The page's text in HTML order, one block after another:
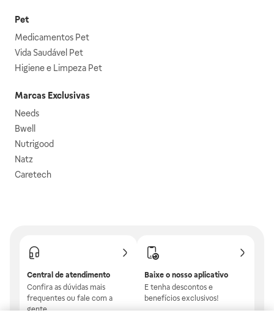
Pet
Medicamentos Pet
Vida Saudável Pet
Higiene e Limpeza Pet
Marcas Exclusivas
Needs
Bwell
Nutrigood
Natz
Caretech
Central de atendimento
Confira as dúvidas mais
frequentes ou fale com a
gente.
Baixe o nosso aplicativo
E tenha descontos e
benefícios exclusivos!